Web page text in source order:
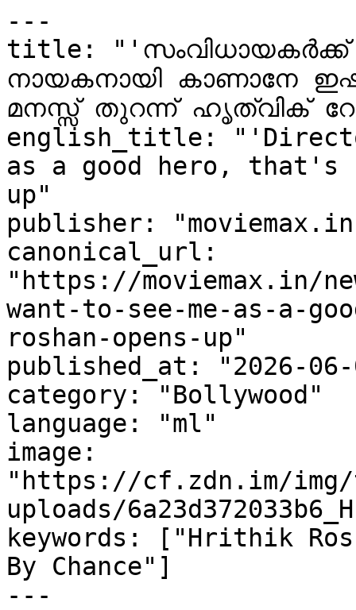
---
title:
നായകനായി കാണാനേ
മനസ്സ് തുറന്ന് ഹൃത്വിക്
english_title:
as a good hero, that's
up"
publisher:
canonical_url:
"https://moviemax.in/
want-to-see-me-as-a-
roshan-opens-up"
published_at: "2026-06-
category: "Bollywood"
language: "ml"
image:
"https://cf.zdn.im/img/
uploads/
keywords: ["Hrithik
By Chance"]
---